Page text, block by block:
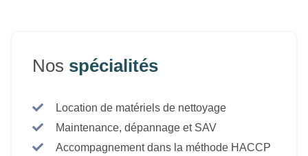
Nos spécialités
Location de matériels de nettoyage
Maintenance, dépannage et SAV
Accompagnement dans la méthode HACCP